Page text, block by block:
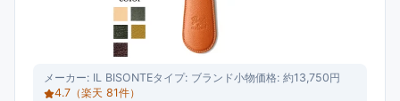
メーカー: IL BISONTEタイプ: ブランド小物価格: 約13,750円
4.7 （楽天 81件）